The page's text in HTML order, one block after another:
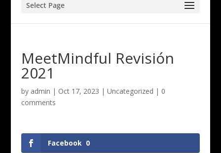
Select Page
MeetMindful Revisión
2021
by admin | Oct 17, 2023 | Uncategorized | 0
comments
Facebook 0